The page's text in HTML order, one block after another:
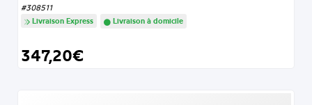
#308511
Livraison Express
Livraison à domicile
347,20€